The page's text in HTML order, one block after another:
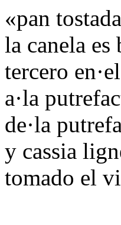
«pan
la canela
tercero
a·la
de·la
y cassia
tomado el